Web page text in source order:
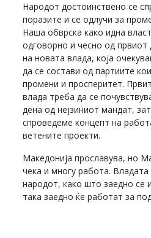
Народот достоинствено се
поразите и се одлучи за
Наша обврска како идна
одговорно и чесно од
на новата влада, која
да се состави од партиите
промени и просперитет.
влада треба да се
дена од нејзиниот мандат,
спроведеме концепт на
ветените проекти.
Македонија прославува, но
чека и многу работа.
народот, како што заедно се
така заедно ќе работат за